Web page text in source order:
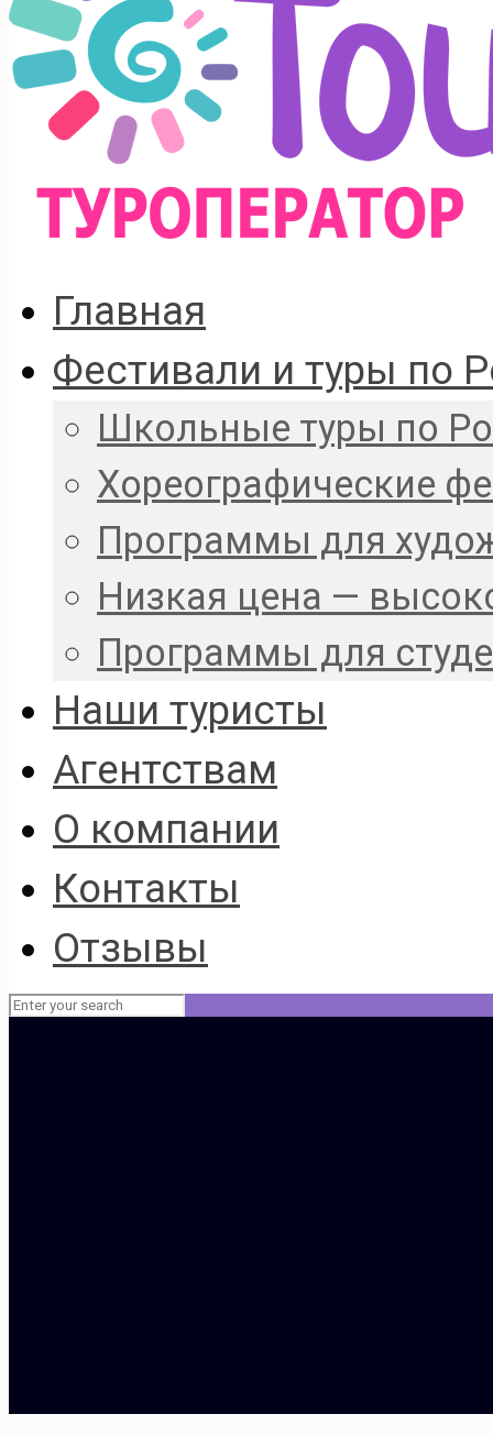
Главная
Фестивали и туры по
Школьные туры по
Хореографические
Программы для
Низкая цена —
Программы для
Наши туристы
Агентствам
О компании
Контакты
Отзывы